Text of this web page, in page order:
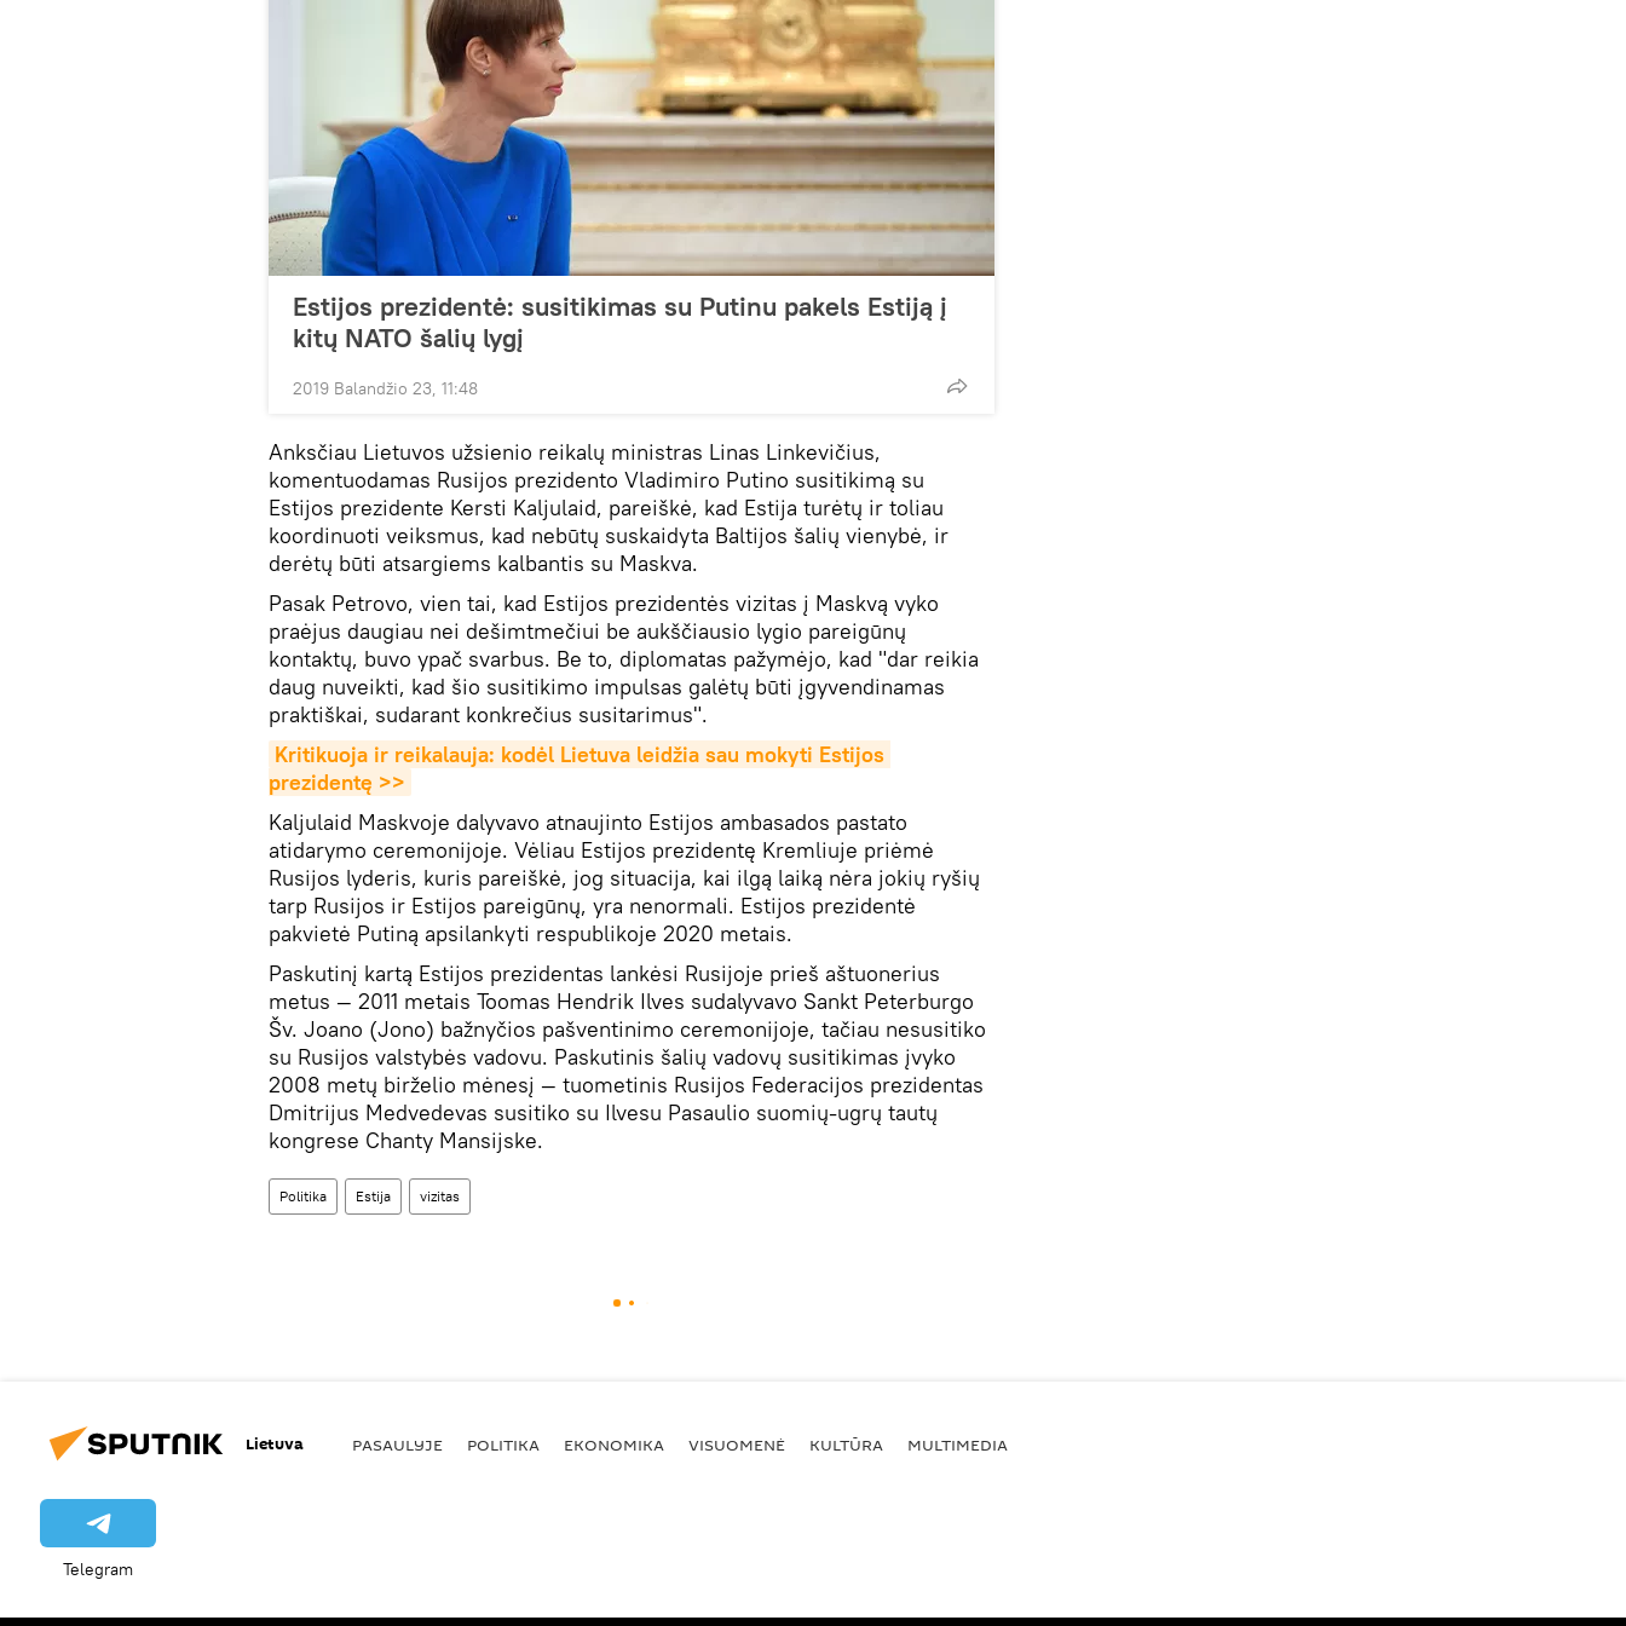
Estijos prezidentė: susitikimas su Putinu pakels Estiją į
kitų NATO šalių lygį
2019 Balandžio 23, 11:48
Anksčiau Lietuvos užsienio reikalų ministras Linas Linkevičius,
komentuodamas Rusijos prezidento Vladimiro Putino susitikimą su
Estijos prezidente Kersti Kaljulaid, pareiškė, kad Estija turėtų ir toliau
koordinuoti veiksmus, kad nebūtų suskaidyta Baltijos šalių vienybė, ir
derėtų būti atsargiems kalbantis su Maskva.
Pasak Petrovo, vien tai, kad Estijos prezidentės vizitas į Maskvą vyko
praėjus daugiau nei dešimtmečiui be aukščiausio lygio pareigūnų
kontaktų, buvo ypač svarbus. Be to, diplomatas pažymėjo, kad "dar reikia
daug nuveikti, kad šio susitikimo impulsas galėtų būti įgyvendinamas
praktiškai, sudarant konkrečius susitarimus".
Kritikuoja ir reikalauja: kodėl Lietuva leidžia sau mokyti Estijos
prezidentę >>
Kaljulaid Maskvoje dalyvavo atnaujinto Estijos ambasados ​​pastato
atidarymo ceremonijoje. Vėliau Estijos prezidentę Kremliuje priėmė
Rusijos lyderis, kuris pareiškė, jog situacija, kai ilgą laiką nėra jokių ryšių
tarp Rusijos ir Estijos pareigūnų, yra nenormali. Estijos prezidentė
pakvietė Putiną apsilankyti respublikoje 2020 metais.
Paskutinį kartą Estijos prezidentas lankėsi Rusijoje prieš aštuonerius
metus — 2011 metais Toomas Hendrik Ilves sudalyvavo Sankt Peterburgo
Šv. Joano (Jono) bažnyčios pašventinimo ceremonijoje, tačiau nesusitiko
su Rusijos valstybės vadovu. Paskutinis šalių vadovų susitikimas įvyko
2008 metų birželio mėnesį — tuometinis Rusijos Federacijos prezidentas
Dmitrijus Medvedevas susitiko su Ilvesu Pasaulio suomių-ugrų tautų
kongrese Chanty Mansijske.
Politika Estija vizitas
Lietuva PASAULYJE POLITIKA EKONOMIKA VISUOMENĖ KULTŪRA MULTIMEDIA
Telegram